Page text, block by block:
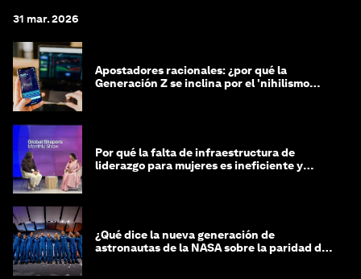
31 mar. 2026
Apostadores racionales: ¿por qué la
Generación Z se inclina por el 'nihilismo
Por qué la falta de infraestructura de
liderazgo para mujeres es ineficiente y
¿Qué dice la nueva generación de
astronautas de la NASA sobre la paridad de